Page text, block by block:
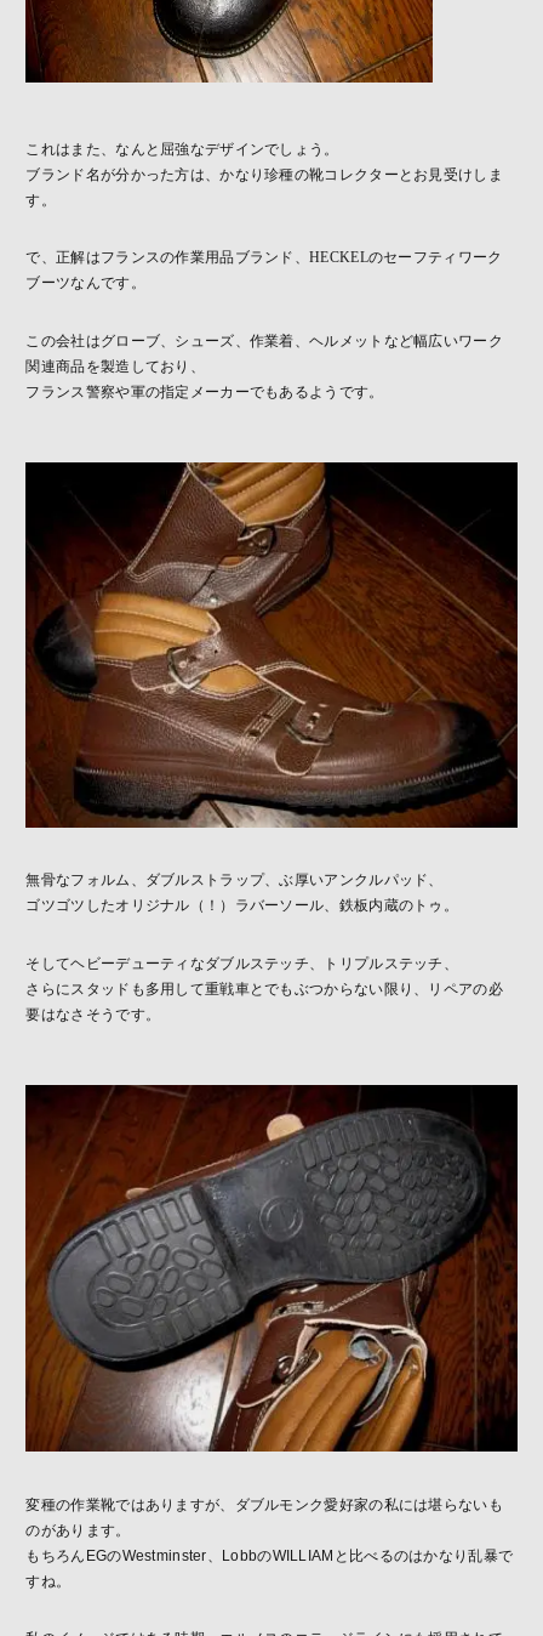
これはまた、なんと屈強なデザインでしょう。
ブランド名が分かった方は、かなり珍種の靴コレクターとお見受けしま
す。
で、正解はフランスの作業用品ブランド、HECKELのセーフティワーク
ブーツなんです。
この会社はグローブ、シューズ、作業着、ヘルメットなど幅広いワーク
関連商品を製造しており、
フランス警察や軍の指定メーカーでもあるようです。
無骨なフォルム、ダブルストラップ、ぶ厚いアンクルパッド、
ゴツゴツしたオリジナル（！）ラバーソール、鉄板内蔵のトゥ。
そしてヘビーデューティなダブルステッチ、トリプルステッチ、
さらにスタッドも多用して重戦車とでもぶつからない限り、リペアの必
要はなさそうです。
変種の作業靴ではありますが、ダブルモンク愛好家の私には堪らないも
のがあります。
もちろん EGのWestminster LobbのWILLIAM と比べるのはかなり乱暴で
すね。